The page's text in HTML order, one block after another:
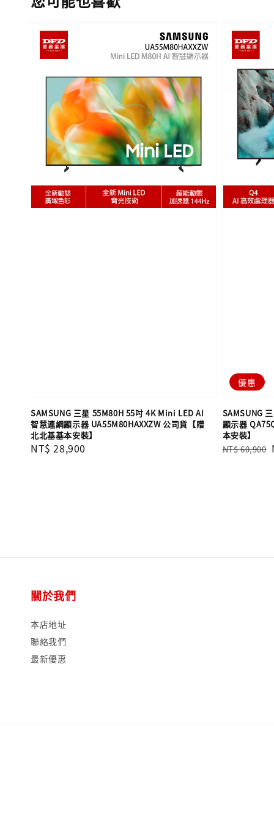
SAMSUNG 三星 55M80H 55吋 4K Mini LED AI
智慧連網顯示器 UA55M80HAXXZW 公司貨【贈
北北基基本安裝】
Regular
NT$ 28,900
優惠
SAMSUNG
顯示器
本安裝】
Regular
NT$ 60,900
關於我們
本店地址
聯絡我們
最新優惠